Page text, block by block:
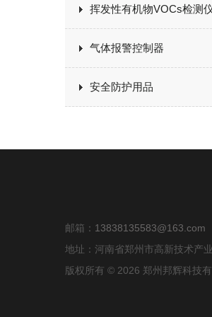
挥发性有机物VOCs检测
气体报警控制器
安全防护用品
邮箱： 13838135583@163.com
地址：河南省郑州市高新技术产
版权所有 © 2026 郑州邦辉科技